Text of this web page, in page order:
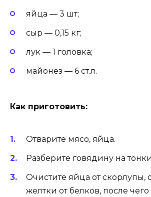
яйца — 3 шт;
сыр — 0,15 кг;
лук — 1 головка;
майонез — 6 ст.л.
Как приготовить:
Отварите мясо, яйца.
Разберите говядину на
Очистите яйца от скорлупы,
желтки от белков, после